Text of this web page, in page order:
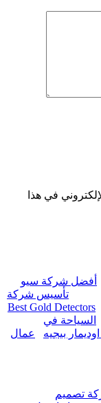
في هذا
أفضل شركة سيو
تأسيس شركة
Best Gold Detectors
السياحة في
بيجيه
عمال
تصميم